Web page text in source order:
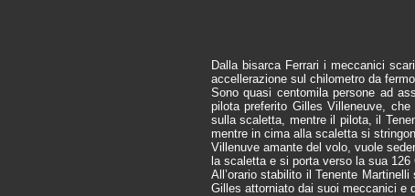
Dalla bisarca Ferrari i meccanici
accellerazione sul chilometro da
Sono quasi centomila persone ad
pilota preferito Gilles Villeneuve,
sulla scaletta, mentre il pilota, il
mentre in cima alla scaletta si
Villenuve amante del volo, vuole
la scaletta e si porta verso la sua
All’orario stabilito il Tenente Martinelli
Gilles attorniato dai suoi meccanici e